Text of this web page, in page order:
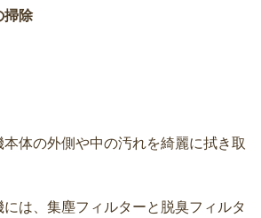
掃除
本体の外側や中の汚れを綺麗に拭き取
は、集塵フィルターと脱臭フィルタ